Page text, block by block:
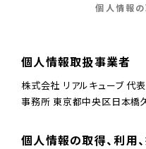
個人情報の
個人情報取扱事業者
株式会社 リアルキューブ 代
事務所 東京都中央区日本橋
個人情報の取得、利用